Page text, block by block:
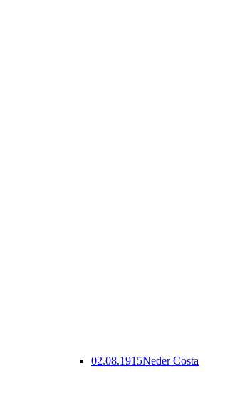
02.08.1915Neder Costa